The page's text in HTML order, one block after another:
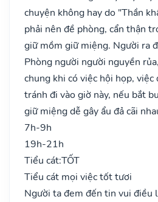
chuyện không hay do "Thần
phải nên đề phòng, cẩn thận
giữ mồm giữ miệng. Người ra
Phòng người người nguyền
chung khi có việc hội họp,
tránh đi vào giờ này, nếu bắt
giữ miệng dễ gây ẩu đả cãi
7h-9h
19h-21h
Tiểu cát:TỐT
Tiểu cát mọi việc tốt tươi
Người ta đem đến tin vui điều